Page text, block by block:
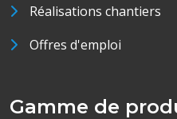
Réalisations chantiers
Offres d'emploi
Gamme de